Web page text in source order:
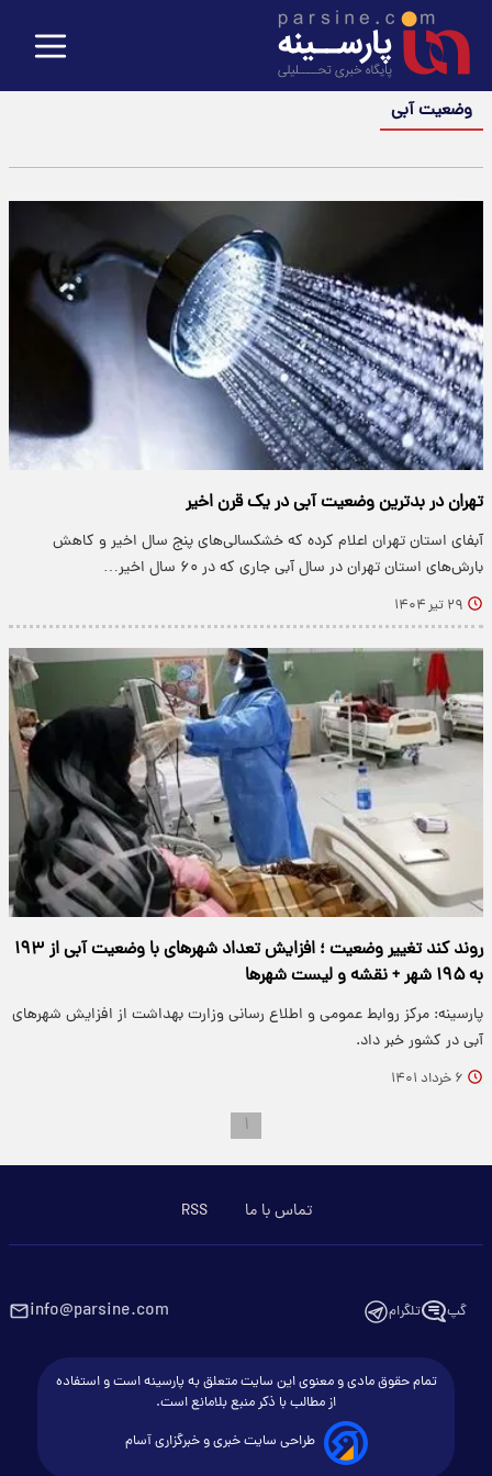
وضعیت آبی
تهران در بدترین وضعیت آبی در یک قرن اخیر
آبفای استان تهران اعلام کرده که خشکسالی‌های پنج سال اخیر و کاهش
بارش‌های استان تهران در سال آبی جاری که در ۶۰ سال اخیر…
۲۹ تیر ۱۴۰۴
روند کند تغییر وضعیت ؛ افزایش تعداد شهرهای با وضعیت آبی از ۱۹۳
به ۱۹۵ شهر + نقشه و لیست شهرها
پارسینه: مرکز روابط عمومی و اطلاع رسانی وزارت بهداشت از افزایش شهرهای
آبی در کشور خبر داد.
۶ خرداد ۱۴۰۱
۱
تماس با ما RSS
گپ تلگرام info@parsine.com
تمام حقوق مادی و معنوی این سایت متعلق به پارسینه است و استفاده
از مطالب با ذکر منبع بلامانع است.
طراحی سایت خبری و خبرگزاری آسام